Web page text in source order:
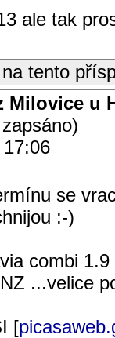
ale tak
tento
Milovice u
se
:-)
combi 1.9
...velice
[